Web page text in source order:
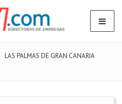
LAS PALMAS DE GRAN CANARIA